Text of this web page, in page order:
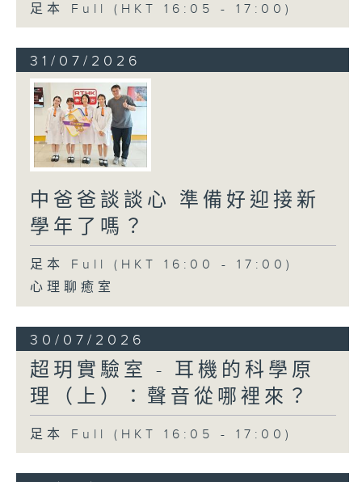
足本 Full (HKT 16:05 - 17:00)
31/07/2026
中爸爸談談心 準備好迎接新
學年了嗎？
足本 Full (HKT 16:00 - 17:00)
心理聊癒室
30/07/2026
超玥實驗室 - 耳機的科學原
理（上）：聲音從哪裡來？
足本 Full (HKT 16:05 - 17:00)